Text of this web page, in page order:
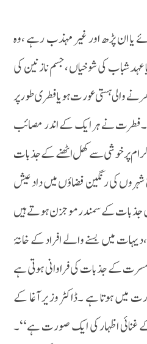
یا ان پڑھ اور غیر مہذب رہے ،وہ
عہد شباب کی شوخیاں ،جسم نازنین کی
والی ہستی عورت ہویا فطری طور پر
۔فطرت نے ہر ایک کے اندر مصائب
پر خوشی سے کھل اٹھنے کے جذبات
کی رنگین فضاؤں میں داد عیش
کے سمندر موجزن ہوتے ہیں
میں بسنے والے افراد کے خانۂ
کے جذبات کی فراوانی ہوتی ہے
میں ہوتا ہے ۔ڈاکٹر وزیر آغا کے
غنائی اظہار کی ایک صورت ہے‘‘۔